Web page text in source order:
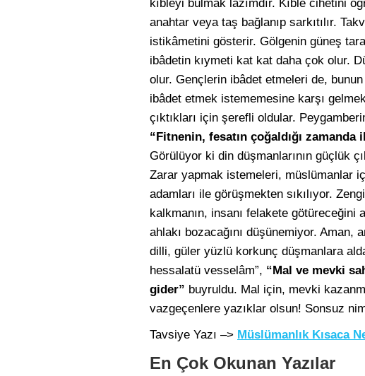
kıbleyi bulmak lâzımdır. Kıble cihetini
anahtar veya taş bağlanıp sarkıtılır.
istikâmetini gösterir. Gölgenin güneş
ibâdetin kıymeti kat kat daha çok olur.
olur. Gençlerin ibâdet etmeleri de,
ibâdet etmek istememesine karşı
çıktıkları için şerefli oldular.
“Fitnenin, fesatın çoğaldığı
Görülüyor ki din düşmanlarının güçlük
Zarar yapmak istemeleri, müslümanlar
adamları ile görüşmekten sıkılıyor.
kalkmanın, insanı felakete götüreceğini
ahlakı bozacağını düşünemiyor. Aman,
dilli, güler yüzlü korkunç düşmanlara
hessalatü vesselâm”, “Mal ve mevki
gider” buyruldu. Mal için, mevki
vazgeçenlere yazıklar olsun! Sonsuz
Tavsiye Yazı –> Müslümanlık Kısaca
En Çok Okunan Yazılar